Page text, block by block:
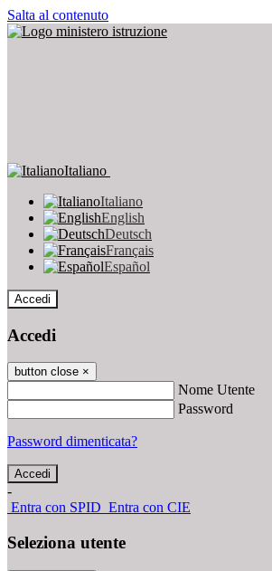
Salta al contenuto
Italiano
Italiano
English
Deutsch
Français
Español
Accedi
Accedi
button close ×
Nome Utente
Password
Password dimenticata?
-
Entra con SPID Entra con CIE
Seleziona utente